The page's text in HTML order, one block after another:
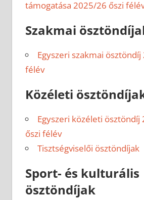
támogatása 2025/26 őszi
Szakmai
Egyszeri szakmai
félév
Közéleti
Egyszeri közéleti ösztöndíj
őszi félév
Tisztségviselői ösztöndíjak
Sport- és kulturális
ösztöndíjak